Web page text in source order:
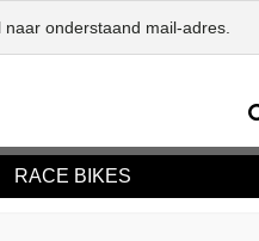
naar onderstaand mail-adres.
RACE BIKES